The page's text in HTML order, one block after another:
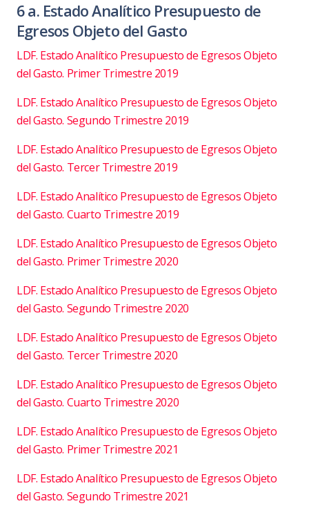
6 a. Estado Analítico Presupuesto de
Egresos Objeto del Gasto
LDF. Estado Analítico Presupuesto de Egresos Objeto
del Gasto. Primer Trimestre 2019
LDF. Estado Analítico Presupuesto de Egresos Objeto
del Gasto. Segundo Trimestre 2019
LDF. Estado Analítico Presupuesto de Egresos Objeto
del Gasto. Tercer Trimestre 2019
LDF. Estado Analítico Presupuesto de Egresos Objeto
del Gasto. Cuarto Trimestre 2019
LDF. Estado Analítico Presupuesto de Egresos Objeto
del Gasto. Primer Trimestre 2020
LDF. Estado Analítico Presupuesto de Egresos Objeto
del Gasto. Segundo Trimestre 2020
LDF. Estado Analítico Presupuesto de Egresos Objeto
del Gasto. Tercer Trimestre 2020
LDF. Estado Analítico Presupuesto de Egresos Objeto
del Gasto. Cuarto Trimestre 2020
LDF. Estado Analítico Presupuesto de Egresos Objeto
del Gasto. Primer Trimestre 2021
LDF. Estado Analítico Presupuesto de Egresos Objeto
del Gasto. Segundo Trimestre 2021